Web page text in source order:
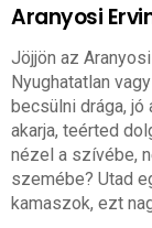
Aranyosi
Jöjjön az Aranyosi
Nyughatatlan
becsülni drága,
akarja, teérted
nézel a szívébe,
szemébe? Utad
kamaszok, ezt